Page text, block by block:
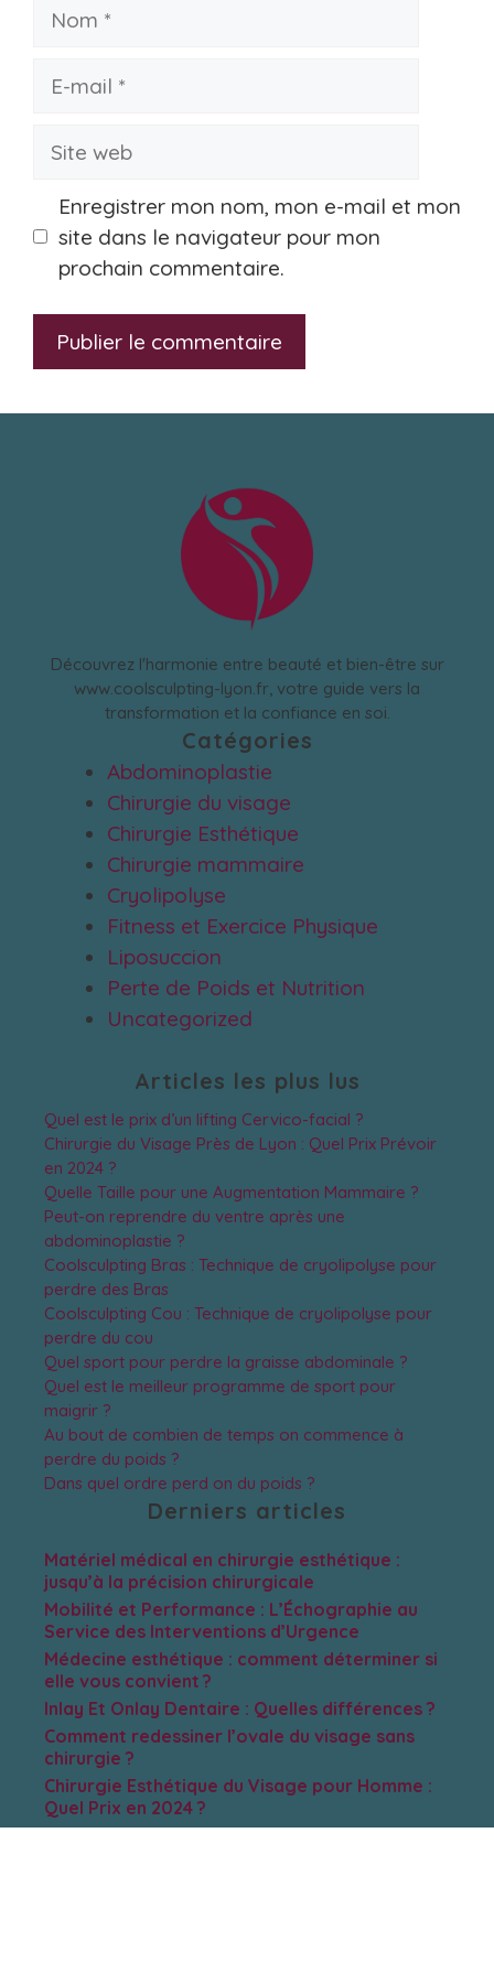
Enregistrer mon nom, mon e-mail et mon
site dans le navigateur pour mon
prochain commentaire.
Découvrez l'harmonie entre beauté et bien-être sur
www.coolsculpting-lyon.fr, votre guide vers la
transformation et la confiance en soi.
Catégories
Abdominoplastie
Chirurgie du visage
Chirurgie Esthétique
Chirurgie mammaire
Cryolipolyse
Fitness et Exercice Physique
Liposuccion
Perte de Poids et Nutrition
Uncategorized
Articles les plus lus
Quel est le prix d’un lifting Cervico-facial ?
Chirurgie du Visage Près de Lyon : Quel Prix Prévoir
en 2024 ?
Quelle Taille pour une Augmentation Mammaire ?
Peut-on reprendre du ventre après une
abdominoplastie ?
Coolsculpting Bras : Technique de cryolipolyse pour
perdre des Bras
Coolsculpting Cou : Technique de cryolipolyse pour
perdre du cou
Quel sport pour perdre la graisse abdominale ?
Quel est le meilleur programme de sport pour
maigrir ?
Au bout de combien de temps on commence à
perdre du poids ?
Dans quel ordre perd on du poids ?
Derniers articles
Matériel médical en chirurgie esthétique :
jusqu’à la précision chirurgicale
Mobilité et Performance : L’Échographie au
Service des Interventions d’Urgence
Médecine esthétique : comment déterminer si
elle vous convient ?
Inlay Et Onlay Dentaire : Quelles différences ?
Comment redessiner l’ovale du visage sans
chirurgie ?
Chirurgie Esthétique du Visage pour Homme :
Quel Prix en 2024 ?
Quel est le prix d’un lifting du visage ?